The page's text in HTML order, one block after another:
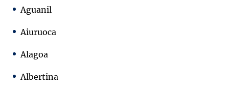
Aguanil
Aiuruoca
Alagoa
Albertina